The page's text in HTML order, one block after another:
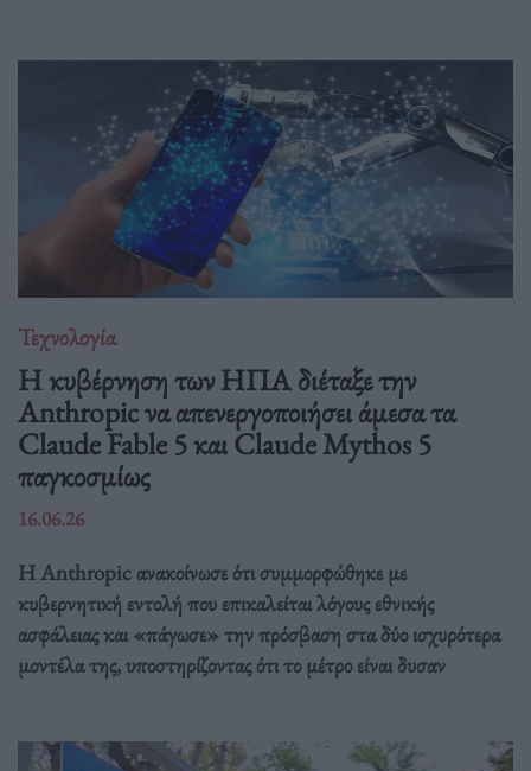
Τεχνολογία
Η κυβέρνηση των ΗΠΑ διέταξε την
Anthropic να απενεργοποιήσει άμεσα τα
Claude Fable 5 και Claude Mythos 5
παγκοσμίως
16.06.26
Η Anthropic ανακοίνωσε ότι συμμορφώθηκε με
κυβερνητική εντολή που επικαλείται λόγους εθνικής
ασφάλειας και «πάγωσε» την πρόσβαση στα δύο ισχυρότερα
μοντέλα της, υποστηρίζοντας ότι το μέτρο είναι δυσαν